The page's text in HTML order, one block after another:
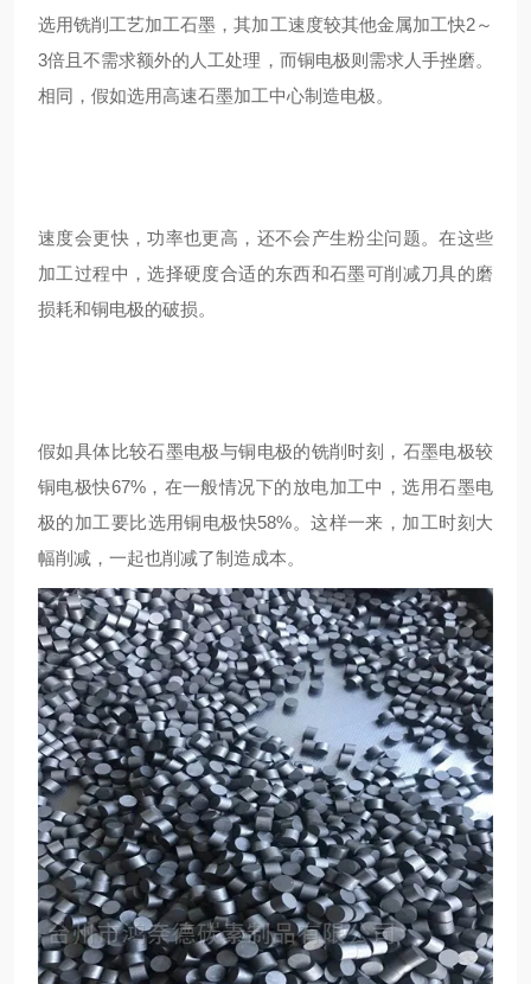
选用铣削工艺加工石墨，其加工速度较其他金属加工快2～
3倍且不需求额外的人工处理，而铜电极则需求人手挫磨。
相同，假如选用高速石墨加工中心制造电极。
速度会更快，功率也更高，还不会产生粉尘问题。在这些
加工过程中，选择硬度合适的东西和石墨可削减刀具的磨
损耗和铜电极的破损。
假如具体比较石墨电极与铜电极的铣削时刻，石墨电极较
铜电极快67%，在一般情况下的放电加工中，选用石墨电
极的加工要比选用铜电极快58%。这样一来，加工时刻大
幅削减，一起也削减了制造成本。